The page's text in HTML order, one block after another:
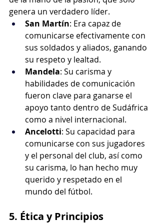
genera un verdadero líder.
San Martín: Era capaz de
comunicarse efectivamente con
sus soldados y aliados, ganando
su respeto y lealtad.
Mandela: Su carisma y
habilidades de comunicación
fueron clave para ganarse el
apoyo tanto dentro de Sudáfrica
como a nivel internacional.
Ancelotti: Su capacidad para
comunicarse con sus jugadores
y el personal del club, así como
su carisma, lo han hecho muy
querido y respetado en el
mundo del fútbol.
5. Ética y Principios